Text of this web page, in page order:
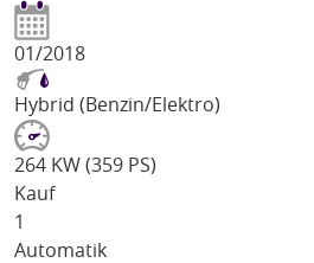
01/2018
Hybrid (Benzin/Elektro)
264 KW (359 PS)
Kauf
1
Automatik